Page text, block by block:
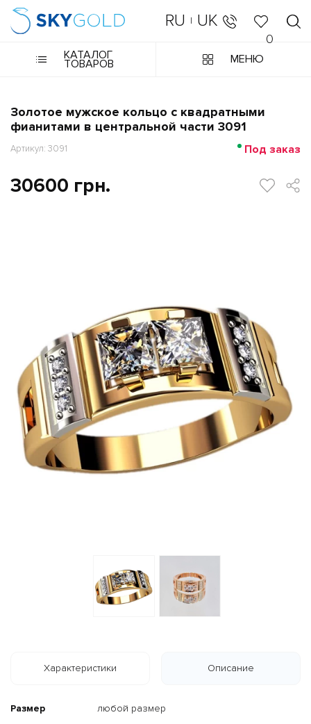
RU | UK
0
КАТАЛОГ
ТОВАРОВ МЕНЮ
Золотое мужское кольцо с квадратными
фианитами в центральной части 3091
Артикул: 3091 Под заказ
30600 грн.
Характеристики Описание
Размер
любой размер